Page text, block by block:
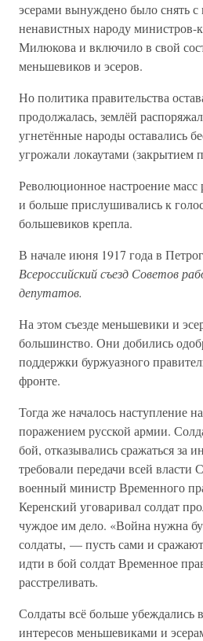
эсерами вынуждено было снять с
ненавистных народу министров-
Милюкова и включило в свой
меньшевиков и эсеров.
Но политика правительства
продолжалась, землёй
угнетённые народы оставались
угрожали локаутами (закрытием
Революционное настроение
и больше прислушивались к
большевиков крепла.
В начале июня 1917 года в
Всероссийский съезд Советов
депутатов.
На этом съезде меньшевики и
большинство. Они добились
поддержки буржуазного
фронте.
Тогда же началось наступление
поражением русской армии.
бой, отказывались сражаться за
требовали передачи всей власти
военный министр Временного
Керенский уговаривал солдат
чуждое им дело. «Война нужна
солдаты, — пусть сами и
идти в бой солдат Временное
расстреливать.
Солдаты всё больше убеждались
интересов меньшевиками и